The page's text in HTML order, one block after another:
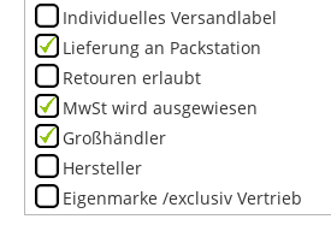
Individuelles Versandlabel
Lieferung an Packstation
Retouren erlaubt
MwSt wird ausgewiesen
Großhändler
Hersteller
Eigenmarke /exclusiv Vertrieb